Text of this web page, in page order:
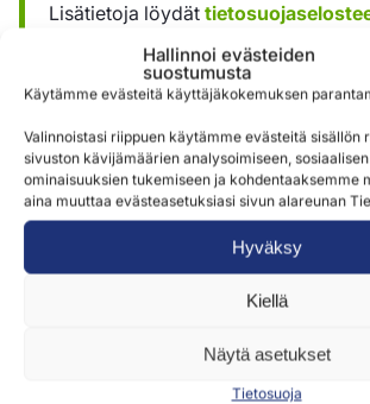
Hallinnoi evästeiden
suostumusta
Käytämme evästeitä käyttäjäkokemuksen
Valinnoistasi riippuen käytämme evästeitä sisällön
sivuston kävijämäärien analysoimiseen,
ominaisuuksien tukemiseen ja kohdentaaksemme
aina muuttaa evästeasetuksiasi sivun alareunan
Hyväksy
Kiellä
Näytä asetukset
Tietosuoja
Lisätietoja löydät
Lähetä
Samankaltaisia tuotteita